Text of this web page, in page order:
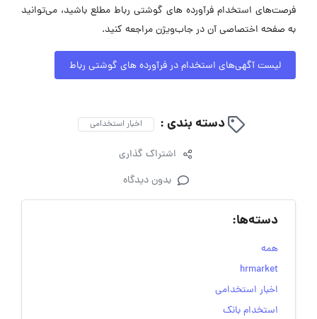
فرصت‌های استخدام فرآورده های گوشتی رباط مطلع باشید، می‌توانید
به صفحه اختصاصی آن در جاب‌ویژن مراجعه کنید.
لیست آگهی‌های استخدام در فرآورده های گوشتی رباط
دسته بندی : اخبار استخدامی
اشتراک گذاری
بدون دیدگاه
دسته‌ها:
همه
hrmarket
اخبار استخدامی
استخدام بانک